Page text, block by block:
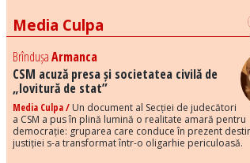
Media Culpa
BrîndușaArmanca
CSM acuză presa și societatea civilă de
„lovitură de stat”
Media Culpa / Un document al Secției de judecători
a CSM a pus în plină lumină o realitate amară pentru
democrație: gruparea care conduce în prezent
justiției s-a transformat într-o oligarhie periculoasă.